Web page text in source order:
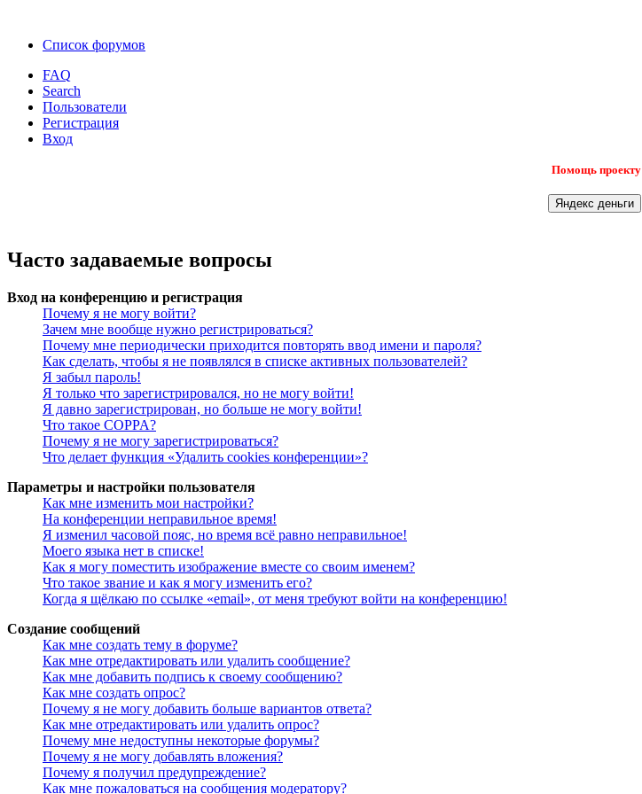
Список форумов
FAQ
Search
Пользователи
Регистрация
Вход
Помощь проекту
Часто задаваемые вопросы
Вход на конференцию и регистрация
Почему я не могу войти?
Зачем мне вообще нужно регистрироваться?
Почему мне периодически приходится повторять ввод имени и пароля?
Как сделать, чтобы я не появлялся в списке активных пользователей?
Я забыл пароль!
Я только что зарегистрировался, но не могу войти!
Я давно зарегистрирован, но больше не могу войти!
Что такое COPPA?
Почему я не могу зарегистрироваться?
Что делает функция «Удалить cookies конференции»?
Параметры и настройки пользователя
Как мне изменить мои настройки?
На конференции неправильное время!
Я изменил часовой пояс, но время всё равно неправильное!
Моего языка нет в списке!
Как я могу поместить изображение вместе со своим именем?
Что такое звание и как я могу изменить его?
Когда я щёлкаю по ссылке «email», от меня требуют войти на конференцию!
Создание сообщений
Как мне создать тему в форуме?
Как мне отредактировать или удалить сообщение?
Как мне добавить подпись к своему сообщению?
Как мне создать опрос?
Почему я не могу добавить больше вариантов ответа?
Как мне отредактировать или удалить опрос?
Почему мне недоступны некоторые форумы?
Почему я не могу добавлять вложения?
Почему я получил предупреждение?
Как мне пожаловаться на сообщения модератору?